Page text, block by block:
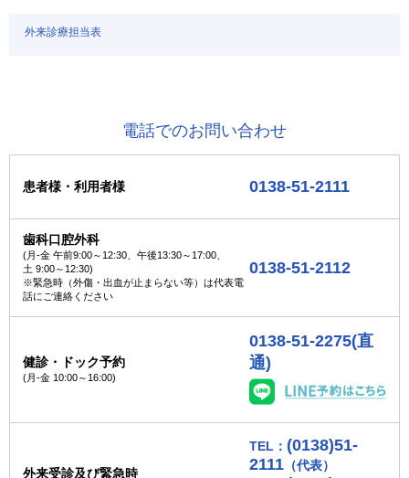
外来診療担当表
電話でのお問い合わせ
患者様・利用者様 0138-51-2111
歯科口腔外科
(月-金 午前9:00～12:30、午後13:30～17:00、
土 9:00～12:30)
※緊急時（外傷・出血が止まらない等）は代表電
話にご連絡ください
0138-51-2112
健診・ドック予約
(月-金 10:00～16:00)
0138-51-2275(直
通)
外来受診及び緊急時
TEL： (0138)51-
2111 （代表）